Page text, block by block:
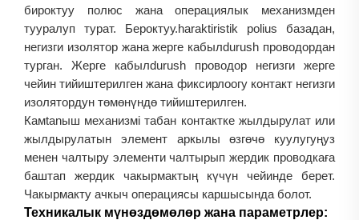
бироктуу полюс жана операциялык механизмден
тууралуп турат. Бероктуу.haraktiristik polius базадан,
негизги изолятор жана жерге кабылdurush проводордан
турган. Жерге кабылdurush проводор негизги жерге
чейин тийиштерилген жана фиксирлоогу контакт негизги
изолятордун төмөнүндө тийиштерилген.
Камtanыш механизмі табан контактке жылдырулат или
жылдырулатын элемент аркылы өзгөчө куулугуңуз
менен чалтыру элементи чалтырып жердик проводкаға
баштап жердик чакырмактың күчүн чейинде берет.
Чакырмакту ачкыч операциясы каршысында болот.
Техникалык мүнөздөмөлөр жана параметрлер: